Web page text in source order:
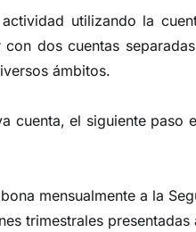
utilizando la
dos cuentas
ámbitos.
cuenta, el siguiente
mensualmente a la
trimestrales presentadas